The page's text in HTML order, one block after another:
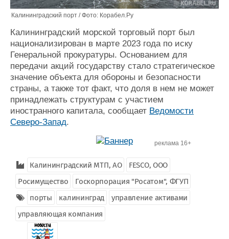
Калининградский порт / Фото: Корабел.Ру
Калининградский морской торговый порт был
национализирован в марте 2023 года по иску
Генеральной прокуратуры. Основанием для
передачи акций государству стало стратегическое
значение объекта для обороны и безопасности
страны, а также тот факт, что доля в нем не может
принадлежать структурам с участием
иностранного капитала, сообщает Ведомости
Северо-Запад.
реклама 16+
Калининградский МТП, АО
FESCO, ООО
Росимущество
Госкорпорация "Росатом", ФГУП
порты
калининград
управление активами
управляющая компания